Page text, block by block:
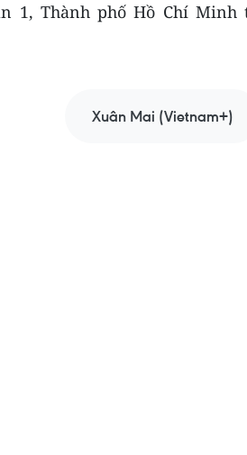
1, Thành phố Hồ Chí Minh
Xuân Mai (Vietnam+)